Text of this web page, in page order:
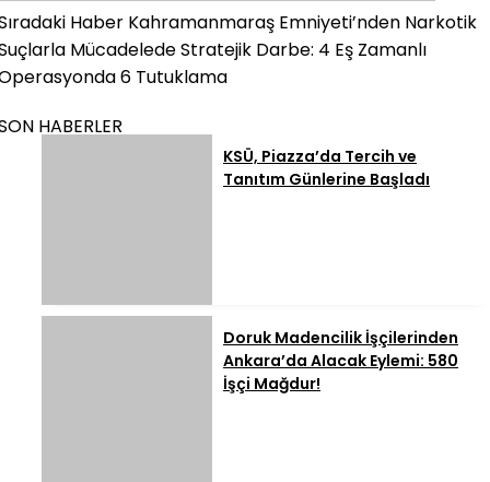
Haber Kahramanmaraş Emniyeti’nden Narkotik
Mücadelede Stratejik Darbe: 4 Eş Zamanlı
6 Tutuklama
HABERLER
KSÜ, Piazza’da Tercih ve
Tanıtım Günlerine Başladı
Doruk Madencilik İşçilerinden
Ankara’da Alacak Eylemi: 580
İşçi Mağdur!